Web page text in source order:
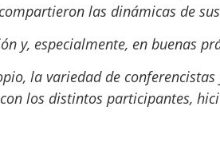
las dinámicas de
y, especialmente, en buenas
la variedad de
los distintos participantes,